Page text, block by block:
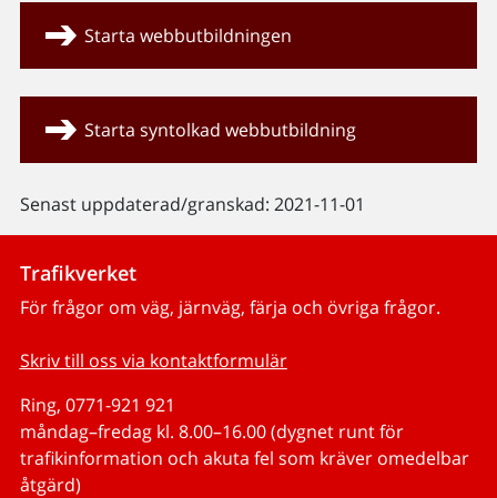
Starta webbutbildningen
Starta syntolkad webbutbildning
Senast uppdaterad/granskad: 2021-11-01
Trafikverket
För frågor om väg, järnväg, färja och övriga frågor.
Skriv till oss via kontaktformulär
Ring, 0771-921 921
måndag–fredag kl. 8.00–16.00 (dygnet runt för
trafikinformation och akuta fel som kräver omedelbar
åtgärd)